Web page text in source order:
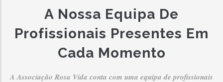
A Nossa Equipa De
Profissionais Presentes Em
Cada Momento
A Associação Rosa Vida conta com uma equipa de profissionais